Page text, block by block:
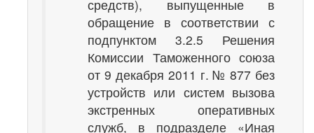
средств), выпущенные в
обращение в соответствии с
подпунктом 3.2.5 Решения
Комиссии Таможенного союза
от 9 декабря 2011 г. № 877 без
устройств или систем вызова
экстренных оперативных
служб, в подразделе «Иная